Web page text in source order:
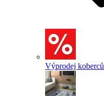
Výprodej koberců